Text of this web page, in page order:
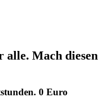
Mach diesen
0 Euro